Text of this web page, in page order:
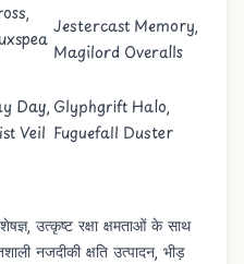
,
Jestercast Memory,
Magilord Overalls
Day,
Veil
Glyphgrift Halo,
Fuguefall Duster
उत्कृष्ट रक्षा क्षमताओं के साथ
नजदीकी क्षति उत्पादन, भीड़